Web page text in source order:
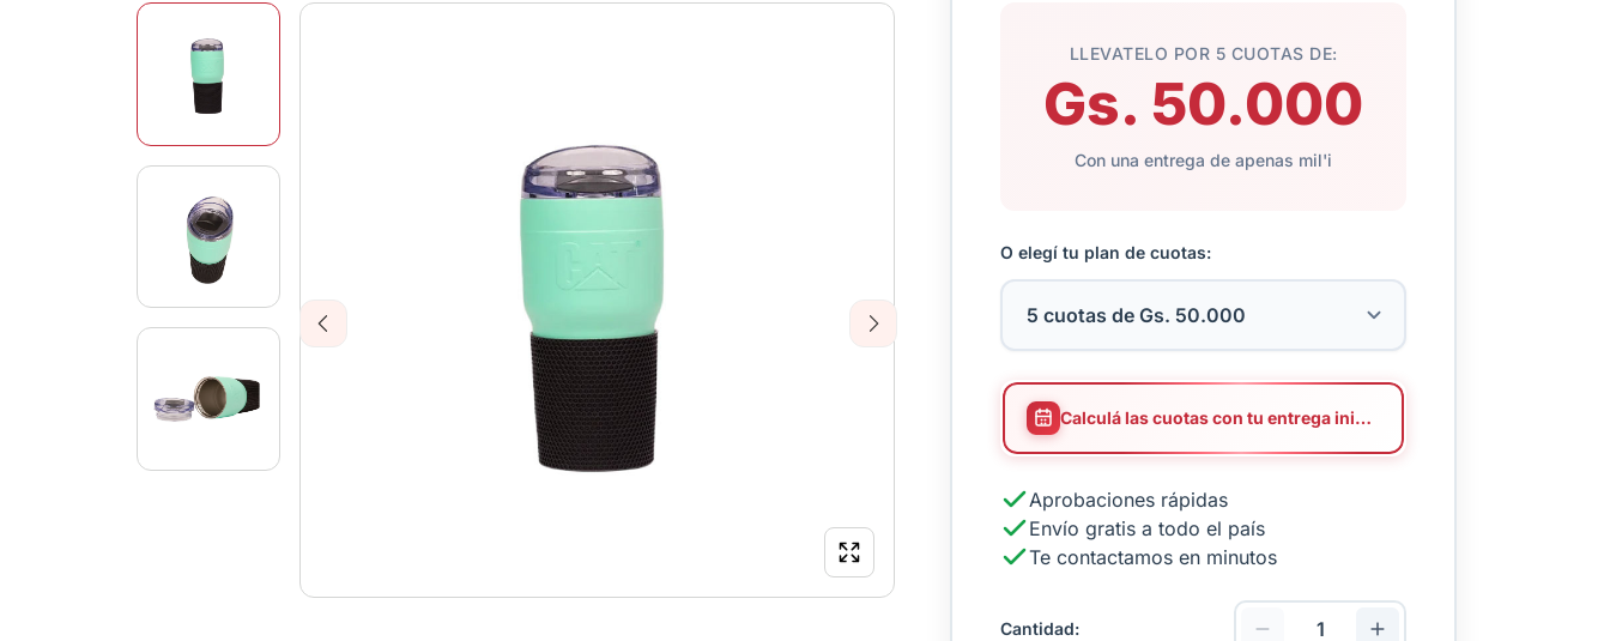
Previous Next
LLEVATELO POR 5 CUOTAS DE:
Gs. 50.000
Con una entrega de apenas mil'i
O elegí tu plan de cuotas:
Calculá las cuotas con tu entrega inicial
Aprobaciones rápidas
Envío gratis a todo el país
Te contactamos en minutos
Cantidad: